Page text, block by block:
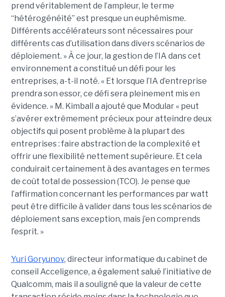
prend véritablement de l’ampleur, le terme
“hétérogénéité” est presque un euphémisme.
Différents accélérateurs sont nécessaires pour
différents cas d’utilisation dans divers scénarios de
déploiement. » À ce jour, la gestion de l’IA dans cet
environnement a constitué un défi pour les
entreprises, a-t-il noté. « Et lorsque l’IA d’entreprise
prendra son essor, ce défi sera pleinement mis en
évidence. » M. Kimball a ajouté que Modular « peut
s’avérer extrêmement précieux pour atteindre deux
objectifs qui posent problème à la plupart des
entreprises : faire abstraction de la complexité et
offrir une flexibilité nettement supérieure. Et cela
conduirait certainement à des avantages en termes
de coût total de possession (TCO). Je pense que
l’affirmation concernant les performances par watt
peut être difficile à valider dans tous les scénarios de
déploiement sans exception, mais j’en comprends
l’esprit. »
Yuri Goryunov, directeur informatique du cabinet de
conseil Acceligence, a également salué l’initiative de
Qualcomm, mais il a souligné que la valeur de cette